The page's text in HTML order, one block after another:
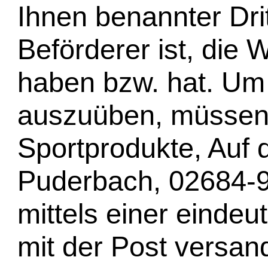
Ihnen benannter
Beförderer ist, die
haben bzw. hat.
auszuüben,
Sportprodukte, Auf
Puderbach,
mittels einer
mit der Post